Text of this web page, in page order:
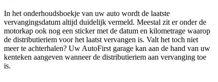
In het onderhoudsboekje van uw auto wordt de laatste
vervangingsdatum altijd duidelijk vermeld. Meestal zit er onder de
motorkap ook nog een sticker met de datum en kilometrage waarop
de distributieriem voor het laatst vervangen is. Valt het toch niet
meer te achterhalen? Uw AutoFirst garage kan aan de hand van uw
kenteken aangeven wanneer de distributieriem aan vervanging toe
is.